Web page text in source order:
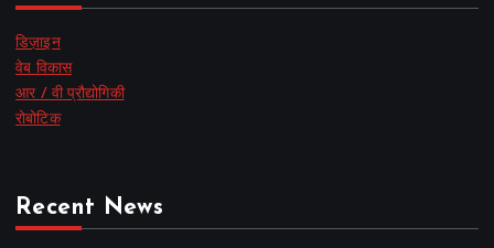
डिज़ाइन
वेब विकास
आर / वी प्रौद्योगिकी
रोबोटिक
Recent News